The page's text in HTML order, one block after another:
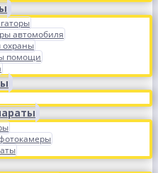
автомобиля
охраны
помощи